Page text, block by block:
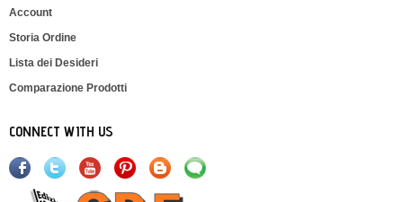
Account
Storia Ordine
Lista dei Desideri
Comparazione Prodotti
CONNECT WITH US